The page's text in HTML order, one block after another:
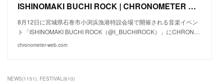
ISHINOMAKI BUCHI ROCK | CHRONOMETER Official SiteISHINOMAKI BUCHI ROCK – CHRONOMETER Official Site
8月12日に宮城県石巻市小渕浜漁港特設会場で開催される音楽イベン
ト「ISHINOMAKI BUCHI ROCK（@I_BUCHIROCK）」にCHRON…
chronometer-web.com
NEWS(1151) FESTIVAL(610)